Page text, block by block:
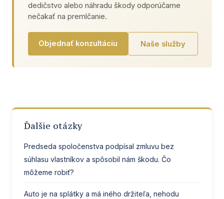
dedičstvo alebo náhradu škody odporúčame
nečakať na premlčanie.
Objednať konzultáciu Naše služby
Ďalšie otázky
Predseda spoločenstva podpísal zmluvu bez
súhlasu vlastníkov a spôsobil nám škodu. Čo
môžeme robiť?
Auto je na splátky a má iného držiteľa, nehodu